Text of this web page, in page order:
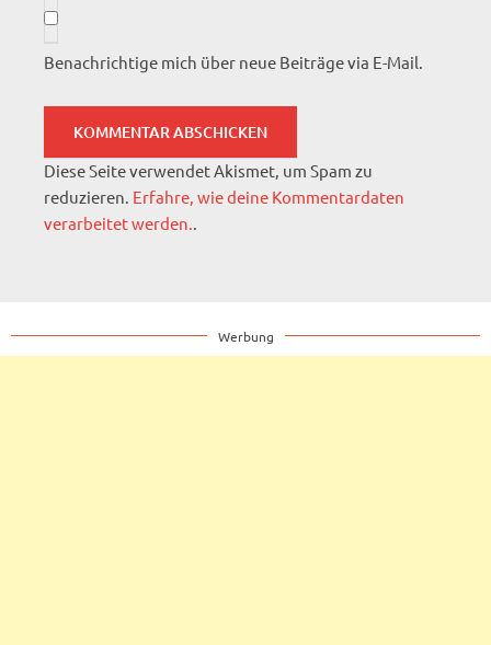
Benachrichtige mich über neue Beiträge via E-Mail.
Diese Seite verwendet Akismet, um Spam zu
reduzieren. Erfahre, wie deine Kommentardaten
verarbeitet werden..
Werbung